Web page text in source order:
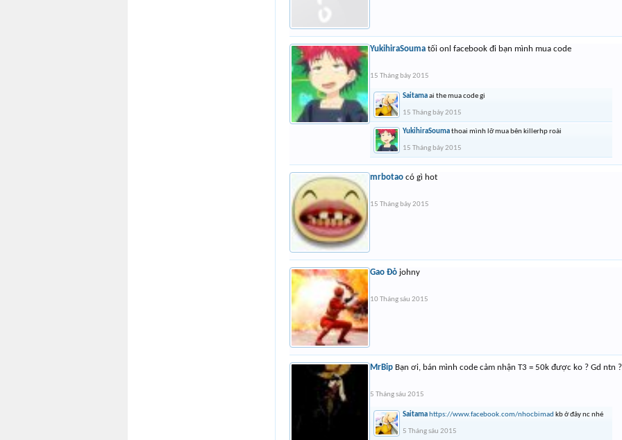
YukihiraSouma tối onl facebook đi bạn mình mua code
15 Tháng bảy 2015
Saitamaai the mua code gi
15 Tháng bảy 2015
YukihiraSoumathoai mình lỡ mua bên killerhp roài
15 Tháng bảy 2015
mrbotao có gì hot
15 Tháng bảy 2015
Gao Đỏ johny
10 Tháng sáu 2015
MrBip Bạn ơi, bán mình code cảm nhận T3 = 50k được ko ? Gd ntn ?
5 Tháng sáu 2015
Saitama https://www.facebook.com/nhocbimad kb ở đây nc nhé
5 Tháng sáu 2015